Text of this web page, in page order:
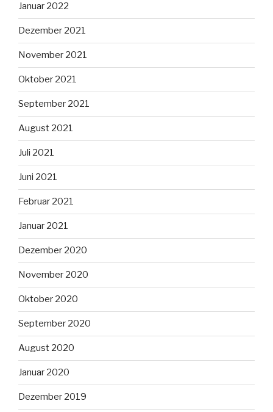
Januar 2022
Dezember 2021
November 2021
Oktober 2021
September 2021
August 2021
Juli 2021
Juni 2021
Februar 2021
Januar 2021
Dezember 2020
November 2020
Oktober 2020
September 2020
August 2020
Januar 2020
Dezember 2019